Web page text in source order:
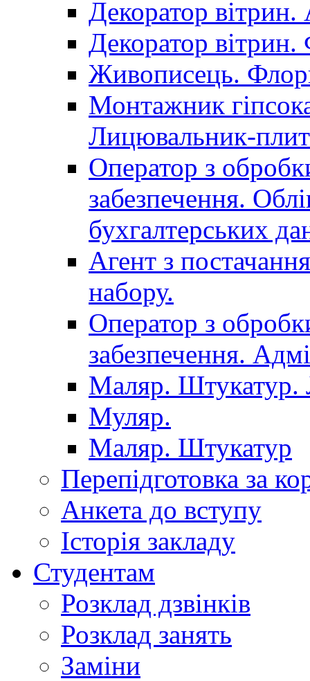
Декоратор вітрин.
Декоратор вітрин.
Живописець.
Монтажник
Лицювальник-
Оператор з
забезпечення.
бухгалтерських
Агент з
набору.
Оператор з
забезпечення.
Маляр. Штукатур.
Муляр.
Маляр. Штукатур
Перепідготовка за
Анкета до вступу
Історія закладу
Студентам
Розклад дзвінків
Розклад занять
Заміни